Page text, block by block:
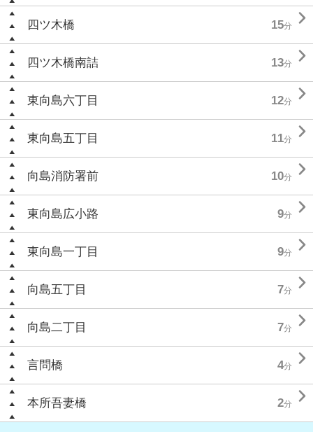
四ツ木橋 15分 
四ツ木橋南詰 13分 
東向島六丁目 12分 
東向島五丁目 11分 
向島消防署前 10分 
東向島広小路 9分 
東向島一丁目 9分 
向島五丁目 7分 
向島二丁目 7分 
言問橋 4分 
本所吾妻橋 2分 